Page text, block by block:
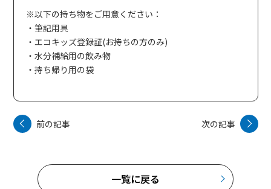
※以下の持ち物をご用意ください：
・筆記用具
・エコキッズ登録証(お持ちの方のみ)
・水分補給用の飲み物
・持ち帰り用の袋
前の記事 次の記事
一覧に戻る